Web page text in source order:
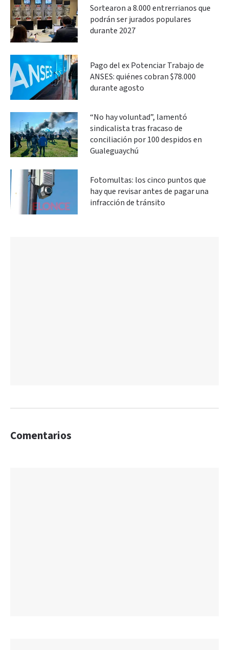
Sortearon a 8.000 entrerrianos que
podrán ser jurados populares
durante 2027
Pago del ex Potenciar Trabajo de
ANSES: quiénes cobran $78.000
durante agosto
“No hay voluntad”, lamentó
sindicalista tras fracaso de
conciliación por 100 despidos en
Gualeguaychú
Fotomultas: los cinco puntos que
hay que revisar antes de pagar una
infracción de tránsito
Comentarios